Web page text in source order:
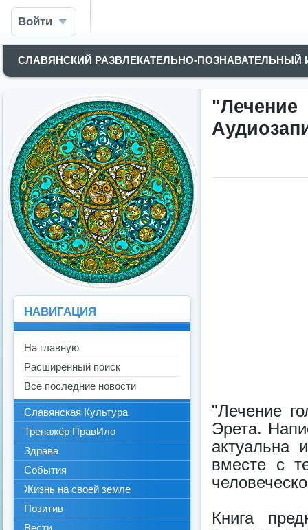
Войти
СЛАВЯНСКИЙ РАЗВЛЕКАТЕЛЬНО-
"Лечение
Эрета.
вместе с
Книга
НАВИГАЦИЯ
На главную
Расширенный поиск
Все последние новости
Славянская Культура
Тренажёр ПравИло
Здрава
События
Жизнь на своей земле
Позитив
Вести